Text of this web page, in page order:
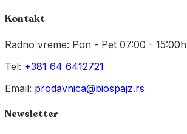
Kontakt
Radno vreme: Pon - Pet 07:00 - 15:00h
Tel: +381 64 6412721
Email: prodavnica@biospajz.rs
Newsletter